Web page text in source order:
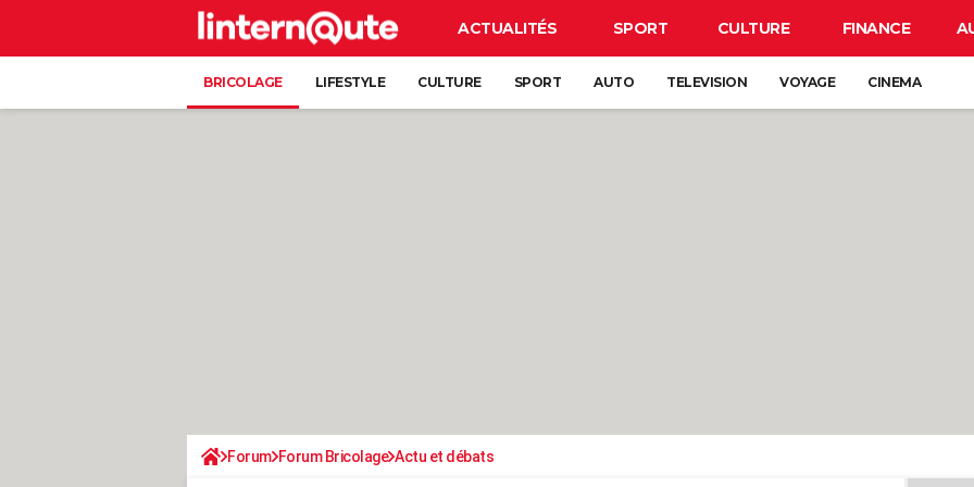
ACTUALITÉS SPORT CULTURE FINANCE
BRICOLAGE LIFESTYLE CULTURE SPORT AUTO TELEVISION VOYAGE CINEMA
Forum Forum Bricolage Actu et débats